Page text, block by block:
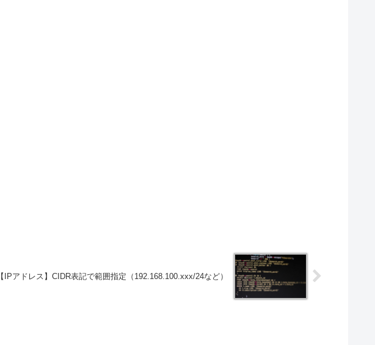
【IPアドレス】CIDR表記で範囲指定（192.168.100.xxx/24など）